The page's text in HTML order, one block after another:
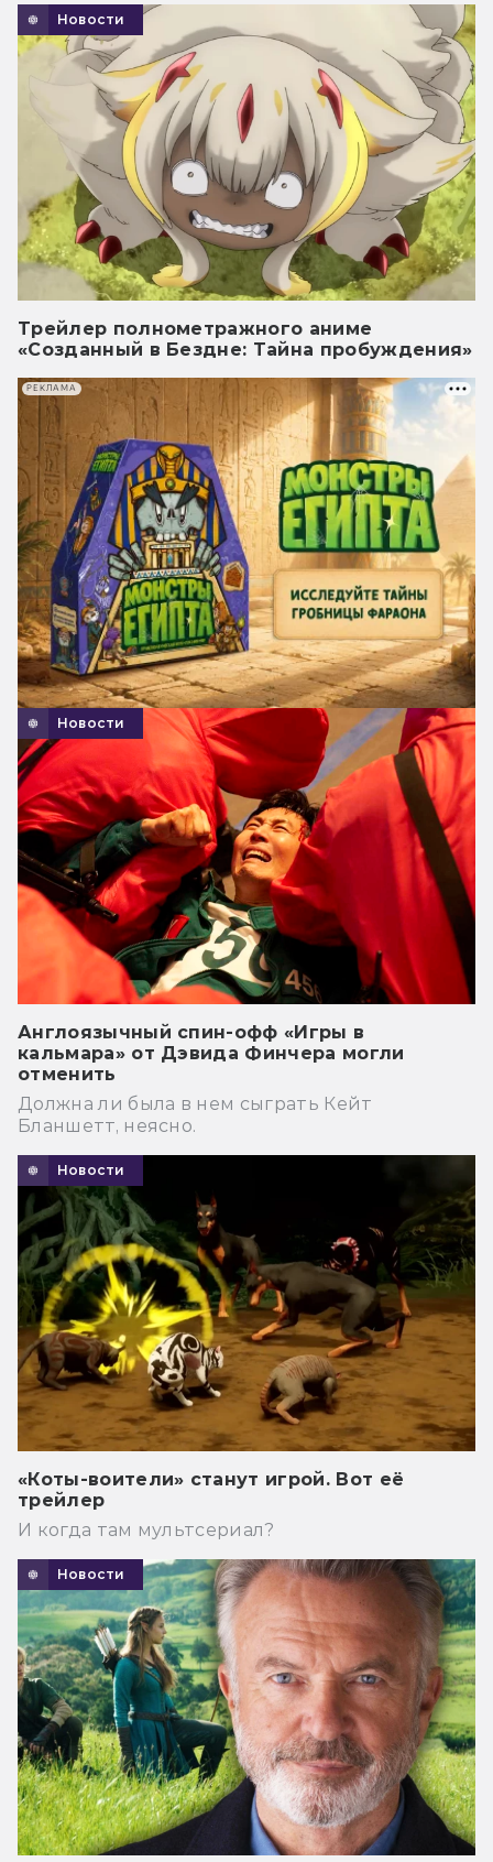
Новости
Трейлер полнометражного аниме
«Созданный в Бездне: Тайна пробуждения»
Новости
Англоязычный спин-офф «Игры в
кальмара» от Дэвида Финчера могли
отменить
Должна ли была в нем сыграть Кейт
Бланшетт, неясно.
Новости
«Коты-воители» станут игрой. Вот её
трейлер
И когда там мультсериал?
Новости
РЕКЛАМА